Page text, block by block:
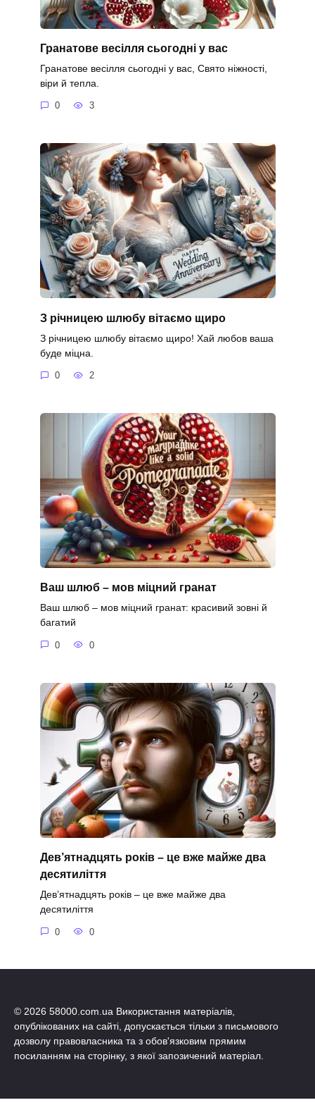
Гранатове весілля сьогодні у вас
Гранатове весілля сьогодні у вас, Свято ніжності,
віри й тепла.
0 3
З річницею шлюбу вітаємо щиро
З річницею шлюбу вітаємо щиро! Хай любов ваша
буде міцна.
0 2
Ваш шлюб – мов міцний гранат
Ваш шлюб – мов міцний гранат: красивий зовні й
багатий
0 0
Дев’ятнадцять років – це вже майже два
десятиліття
Дев’ятнадцять років – це вже майже два
десятиліття
0 0
© 2026 58000.com.ua Використання матеріалів,
опублікованих на сайті, допускається тільки з письмового
дозволу правовласника та з обов'язковим прямим
посиланням на сторінку, з якої запозичений матеріал.